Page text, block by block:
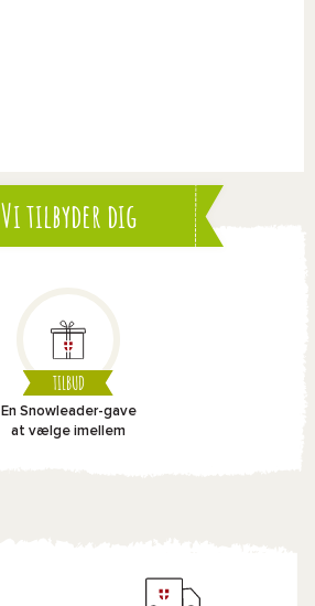
Vi tilbyder dig
TILBUD
En Snowleader-gave
at vælge imellem